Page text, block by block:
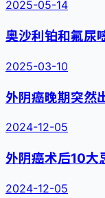
2025-05-14
奥沙利铂和氟尿
2025-03-10
外阴癌晚期突然
2024-12-05
外阴癌术后10大
2024-12-05